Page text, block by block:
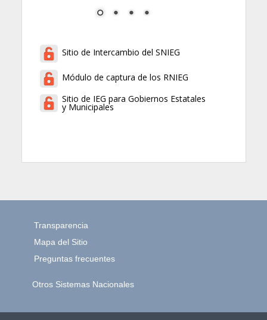
Sitio de Intercambio del SNIEG
Módulo de captura de los RNIEG
Sitio de IEG para Gobiernos Estatales
y Municipales
Transparencia
Mapa del Sitio
Preguntas frecuentes
Otros Sistemas Nacionales